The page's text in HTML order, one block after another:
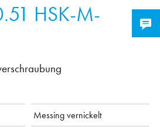
HSK-M-
Messing vernickelt